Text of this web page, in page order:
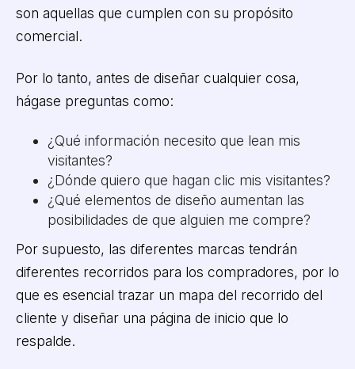
son aquellas que cumplen con su propósito
comercial.
Por lo tanto, antes de diseñar cualquier cosa,
hágase preguntas como:
¿Qué información necesito que lean mis
visitantes?
¿Dónde quiero que hagan clic mis visitantes?
¿Qué elementos de diseño aumentan las
posibilidades de que alguien me compre?
Por supuesto, las diferentes marcas tendrán
diferentes recorridos para los compradores, por lo
que es esencial trazar un mapa del recorrido del
cliente y diseñar una página de inicio que lo
respalde.